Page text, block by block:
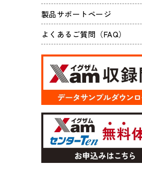
製品サポートページ
よくあるご質問（FAQ）